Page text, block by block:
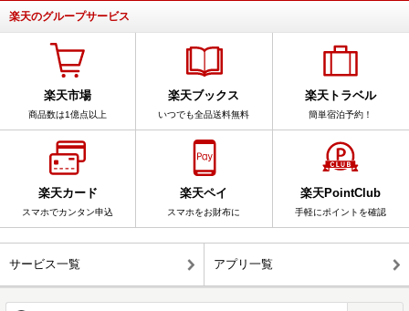
楽天のグループサービス
楽天市場
商品数は1億点以上
楽天ブックス
いつでも全品送料無料
楽天トラベル
簡単宿泊予約！
楽天カード
スマホでカンタン申込
楽天ペイ
スマホをお財布に
楽天PointClub
手軽にポイントを確認
サービス一覧 アプリ一覧